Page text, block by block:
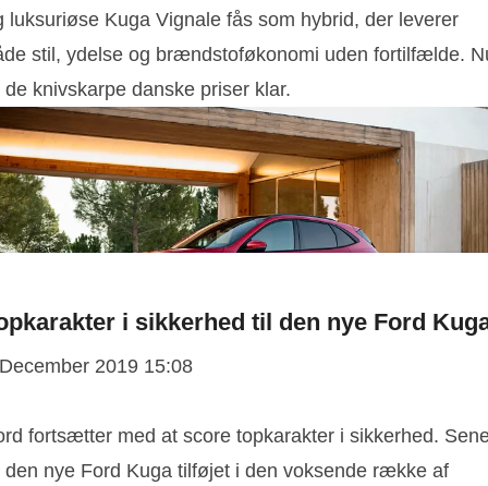
luksuriøse Kuga Vignale fås som hybrid, der leverer
stil, ydelse og brændstoføkonomi uden fortilfælde.
de knivskarpe danske priser klar.
i sikkerhed til den nye Ford
2019 15:08
fortsætter med at score topkarakter i sikkerhed.
den nye Ford Kuga tilføjet i den voksende række af